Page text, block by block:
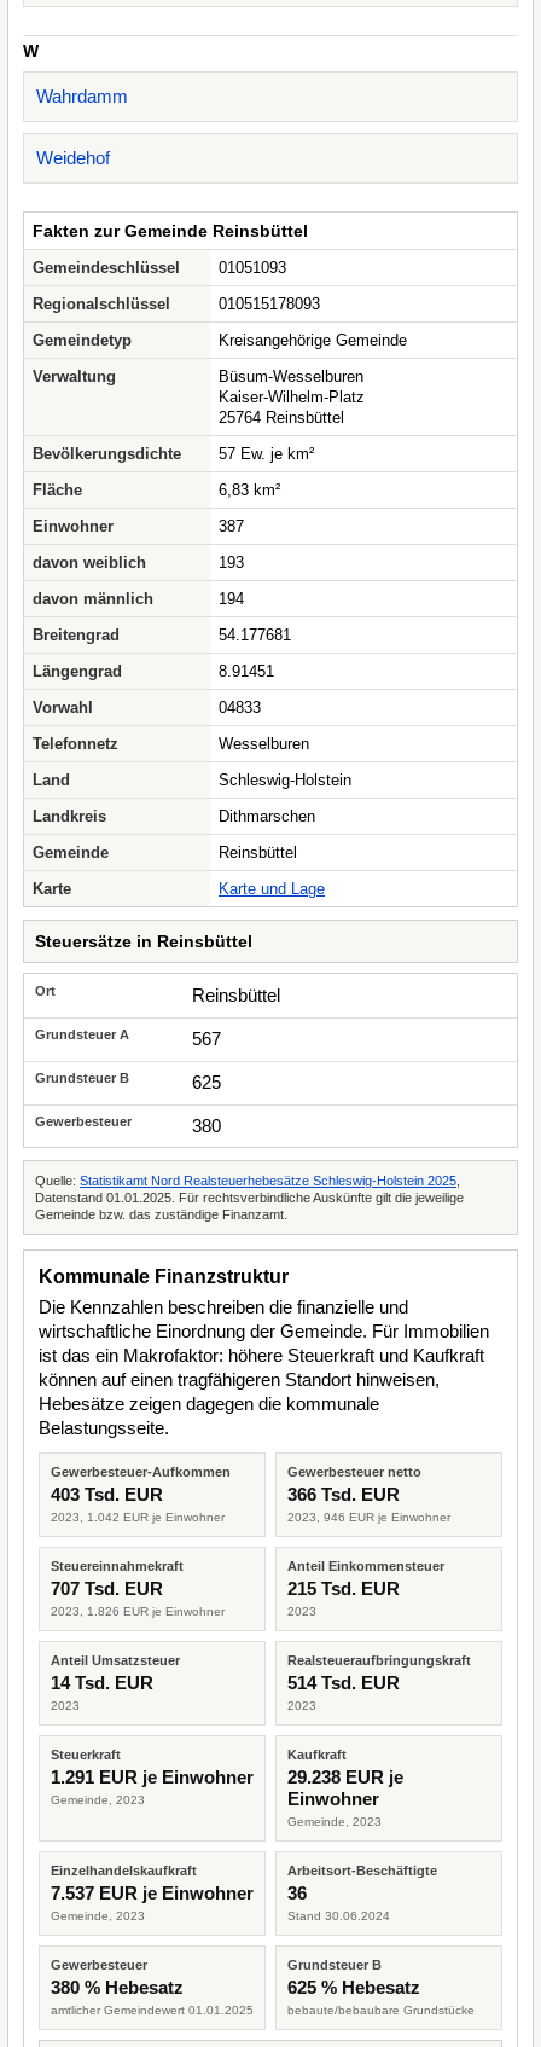
W
Wahrdamm
Weidehof
Fakten zur Gemeinde Reinsbüttel
Gemeindeschlüssel
01051093
Regionalschlüssel
010515178093
Gemeindetyp
Kreisangehörige Gemeinde
Verwaltung
Büsum-Wesselburen
Kaiser-Wilhelm-Platz
25764 Reinsbüttel
Bevölkerungsdichte
57 Ew. je km²
Fläche
6,83 km²
Einwohner
387
davon weiblich
193
davon männlich
194
Breitengrad
54.177681
Längengrad
8.91451
Vorwahl
04833
Telefonnetz
Wesselburen
Land
Schleswig-Holstein
Landkreis
Dithmarschen
Gemeinde
Reinsbüttel
Karte
Karte und Lage
Steuersätze in Reinsbüttel
Reinsbüttel
567
625
380
Quelle: Statistikamt Nord Realsteuerhebesätze Schleswig-Holstein 2025
Datenstand 01.01.2025. Für rechtsverbindliche Auskünfte gilt die jeweilige
Gemeinde bzw. das zuständige Finanzamt.
Kommunale Finanzstruktur
Die Kennzahlen beschreiben die finanzielle und
wirtschaftliche Einordnung der Gemeinde. Für Immobilien
ist das ein Makrofaktor: höhere Steuerkraft und Kaufkraft
können auf einen tragfähigeren Standort hinweisen,
Hebesätze zeigen dagegen die kommunale
Belastungsseite.
Gewerbesteuer-Aufkommen
403 Tsd. EUR
2023, 1.042 EUR je Einwohner
Gewerbesteuer netto
366 Tsd. EUR
2023, 946 EUR je Einwohner
Steuereinnahmekraft
707 Tsd. EUR
2023, 1.826 EUR je Einwohner
Anteil Einkommensteuer
215 Tsd. EUR
2023
Anteil Umsatzsteuer
14 Tsd. EUR
2023
Realsteueraufbringungskraft
514 Tsd. EUR
2023
Steuerkraft
1.291 EUR je Einwohner
Gemeinde, 2023
Kaufkraft
29.238 EUR je
Einwohner
Gemeinde, 2023
Einzelhandelskaufkraft
7.537 EUR je Einwohner
Gemeinde, 2023
Arbeitsort-Beschäftigte
36
Stand 30.06.2024
Gewerbesteuer
380 % Hebesatz
amtlicher Gemeindewert 01.01.2025
Grundsteuer B
625 % Hebesatz
bebaute/bebaubare Grundstücke